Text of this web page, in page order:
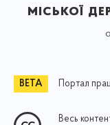
міської
Портал
Весь